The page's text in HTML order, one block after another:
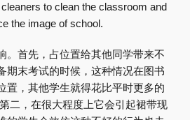
to clean the classroom and
the image of school.
。首先，占位置给其他同学带来不
期末考试的时候，这种情况在图书
置，其他学生就得花比平时更多的
二，在很大程度上它会引起裙带现